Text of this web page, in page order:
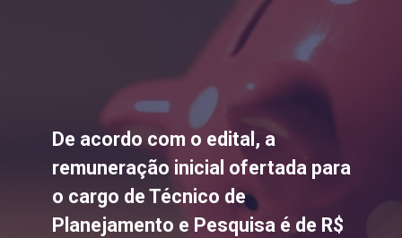
De acordo com o edital, a
remuneração inicial ofertada para
o cargo de Técnico de
Planejamento e Pesquisa é de R$